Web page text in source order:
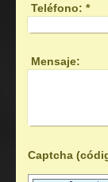
Teléfono: *
Mensaje: